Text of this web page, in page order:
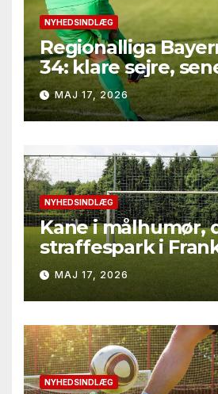
NYHEDSINDLÆG
Regionalliga
34: klare sejre,
MAJ 17, 2026
NYHEDSINDLÆG
Kane i målhumør,
straffespark i
rødt kort i
runde 34 fra
2025/26
MAJ 17, 2026
NYHEDSINDLÆG